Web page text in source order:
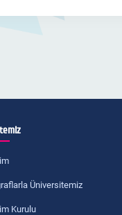
Üniversitemiz
Kurulu